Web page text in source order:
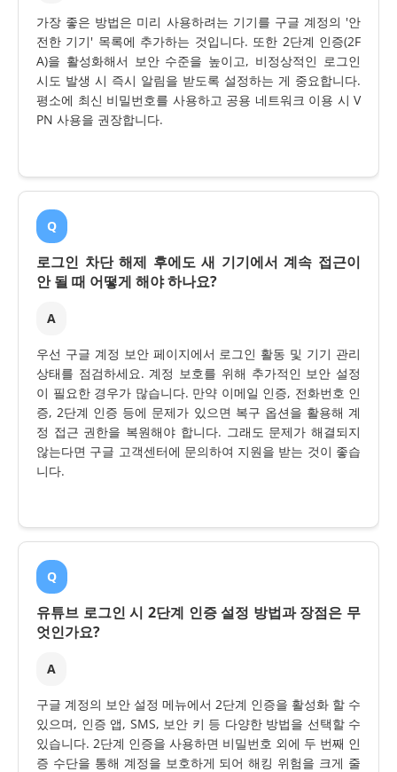
가장 좋은 방법은 미리 사용하려는 기기를 구글 계정의 '안
전한 기기' 목록에 추가하는 것입니다. 또한 2단계 인증(2F
A)을 활성화해서 보안 수준을 높이고, 비정상적인 로그인
시도 발생 시 즉시 알림을 받도록 설정하는 게 중요합니다.
평소에 최신 비밀번호를 사용하고 공용 네트워크 이용 시 V
PN 사용을 권장합니다.
Q
로그인 차단 해제 후에도 새 기기에서 계속 접근이
안 될 때 어떻게 해야 하나요?
A
우선 구글 계정 보안 페이지에서 로그인 활동 및 기기 관리
상태를 점검하세요. 계정 보호를 위해 추가적인 보안 설정
이 필요한 경우가 많습니다. 만약 이메일 인증, 전화번호 인
증, 2단계 인증 등에 문제가 있으면 복구 옵션을 활용해 계
정 접근 권한을 복원해야 합니다. 그래도 문제가 해결되지
않는다면 구글 고객센터에 문의하여 지원을 받는 것이 좋습
니다.
Q
유튜브 로그인 시 2단계 인증 설정 방법과 장점은 무
엇인가요?
A
구글 계정의 보안 설정 메뉴에서 2단계 인증을 활성화 할 수
있으며, 인증 앱, SMS, 보안 키 등 다양한 방법을 선택할 수
있습니다. 2단계 인증을 사용하면 비밀번호 외에 두 번째 인
증 수단을 통해 계정을 보호하게 되어 해킹 위험을 크게 줄